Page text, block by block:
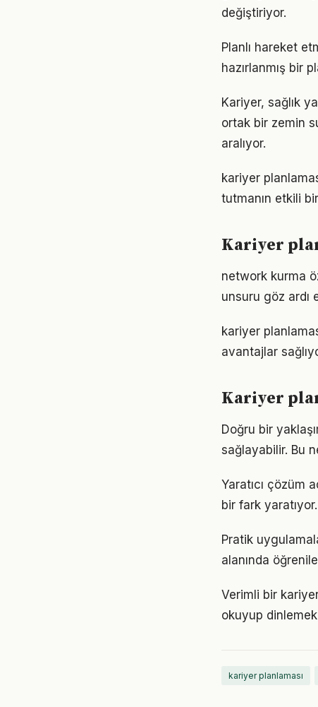
değiştiriyor.
Planlı hareket
hazırlanmış bir
Kariyer, sağlık
ortak bir zemin
aralıyor.
kariyer
tutmanın etkili
Kariyer
network kurma
unsuru göz ardı
kariyer
avantajlar
Kariyer
Doğru bir
sağlayabilir. Bu
Yaratıcı çözüm
bir fark
Pratik
alanında
Verimli bir
okuyup
kariyer planlaması